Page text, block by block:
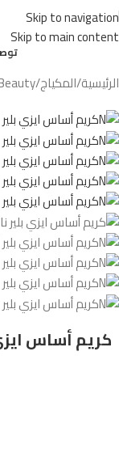
Skip to navigation
Skip to main content
الرئيسية/المكياج/
كريم أساس